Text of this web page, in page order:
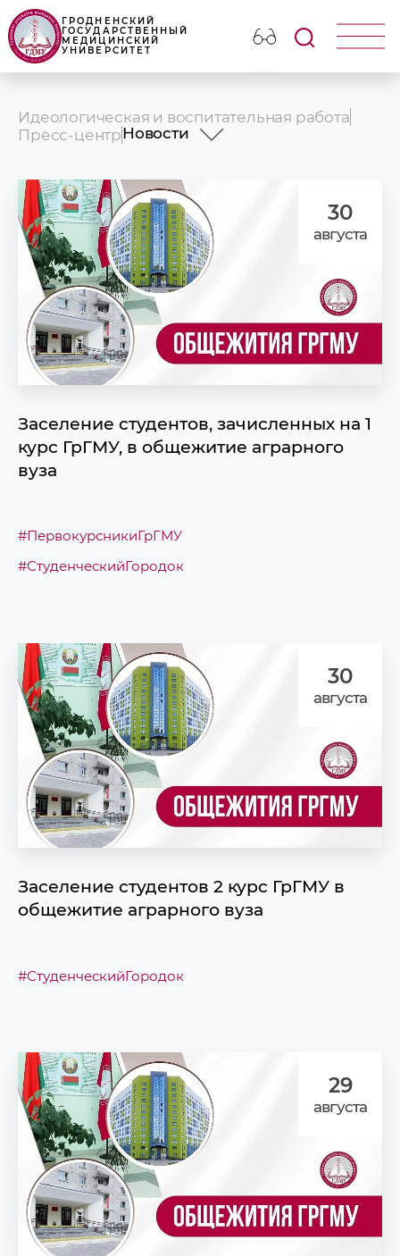
ГРОДНЕНСКИЙ
ГОСУДАРСТВЕННЫЙ
МЕДИЦИНСКИЙ
УНИВЕРСИТЕТ
Идеологическая и воспитательная работа
Пресс-центрНовости
Анонсы
Фотогалерея
Наши издания
Университет в СМИ
Презентационные ролики
Наши партнеры
Объявления и поздравления
Медицинский календарь
УНИВЕРСИТЕТУ - 65!
30
августа
Заселение студентов, зачисленных на 1
курс ГрГМУ, в общежитие аграрного
вуза
#ПервокурсникиГрГМУ
#СтуденческийГородок
30
августа
Заселение студентов 2 курс ГрГМУ в
общежитие аграрного вуза
#СтуденческийГородок
29
августа